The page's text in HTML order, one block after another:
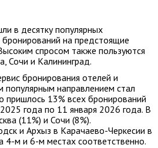
в десятку популярных
на предстоящие
спросом также пользуются
Сочи и Калининград.
бронирования отелей и
направлением стал
пришлось 13% всех бронирований
года по 11 января 2026 года. В
(11%) и Сочи (8%).
и Архыз в Карачаево-Черкесии в
4-м и 6-м местах соответственно.